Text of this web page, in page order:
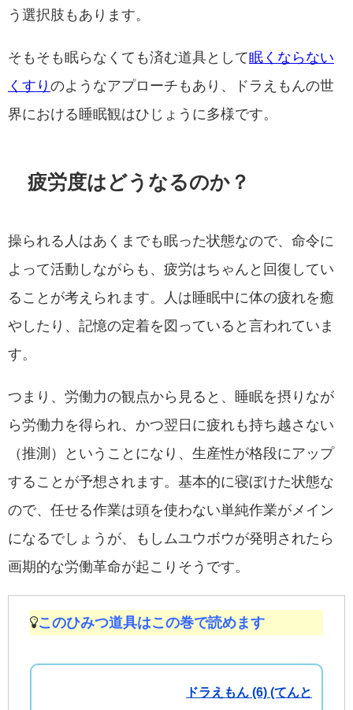
う選択肢もあります。
そもそも眠らなくても済む道具として眠くならない
くすり のようなアプローチもあり、ドラえもんの世
界における睡眠観はひじょうに多様です。
疲労度はどうなるのか？
操られる人はあくまでも眠った状態なので、命令に
よって活動しながらも、疲労はちゃんと回復してい
ることが考えられます。人は睡眠中に体の疲れを癒
やしたり、記憶の定着を図っていると言われていま
す。
つまり、労働力の観点から見ると、睡眠を摂りなが
ら労働力を得られ、かつ翌日に疲れも持ち越さない
（推測）ということになり、生産性が格段にアップ
することが予想されます。基本的に寝ぼけた状態な
ので、任せる作業は頭を使わない単純作業がメイン
になるでしょうが、もしムユウボウが発明されたら
画期的な労働革命が起こりそうです。
このひみつ道具はこの巻で読めます
ドラえもん (6) (てんと